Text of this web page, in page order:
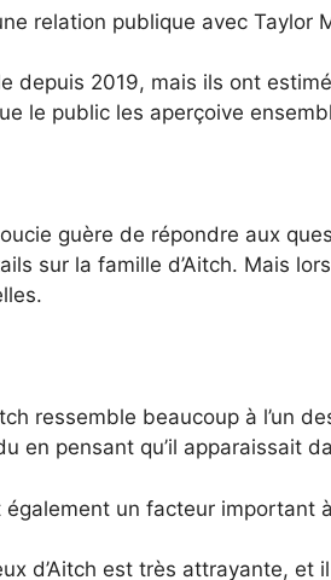
relation publique avec Taylor
depuis 2019, mais ils ont
le public les aperçoive
guère de répondre aux
sur la famille d’Aitch. Mais
ressemble beaucoup à l’un
en pensant qu’il apparaissait
également un facteur important
d’Aitch est très attrayante, et